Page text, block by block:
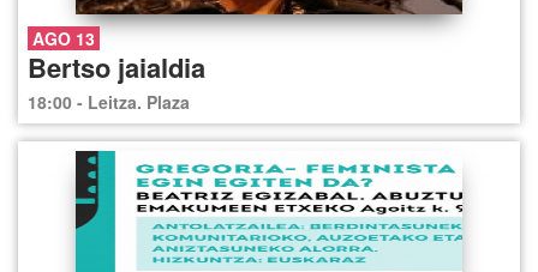
AGO 13
Bertso jaialdia
18:00 - Leitza. Plaza